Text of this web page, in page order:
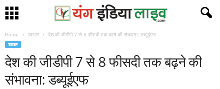
Home व्यापार देश की जीडीपी 7 से 8 फीसदी तक बढ़ने की संभावना: डब्यूईएफ
व्यापार
देश की जीडीपी 7 से 8 फीसदी तक बढ़ने की
संभावना: डब्यूईएफ